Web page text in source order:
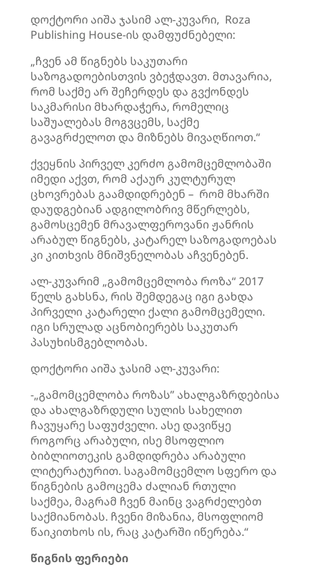
დოქტორი აიშა ჯასიმ ალ-კუვარი, Roza
Publishing House-ის დამფუძნებელი:
„ჩვენ ამ წიგნებს საკუთარი
საზოგადოებისთვის ვბეჭდავთ. მთავარია,
რომ საქმე არ შეჩერდეს და გვქონდეს
საკმარისი მხარდაჭერა, რომელიც
საშუალებას მოგვცემს, საქმე
გავაგრძელოთ და მიზნებს მივაღწიოთ.“
ქვეყნის პირველ კერძო გამომცემლობაში
იმედი აქვთ, რომ აქაურ კულტურულ
ცხოვრებას გაამდიდრებენ – რომ მხარში
დაუდგებიან ადგილობრივ მწერლებს,
გამოსცემენ მრავალფეროვანი ჟანრის
არაბულ წიგნებს, კატარელ საზოგადოებას
კი კითხვის მნიშვნელობას აჩვენებენ.
ალ-კუვარიმ „გამომცემლობა როზა“ 2017
წელს გახსნა, რის შემდეგაც იგი გახდა
პირველი კატარელი ქალი გამომცემელი.
იგი სრულად აცნობიერებს საკუთარ
პასუხისმგებლობას.
დოქტორი აიშა ჯასიმ ალ-კუვარი:
-„გამომცემლობა როზას” ახალგაზრდებისა
და ახალგაზრდული სულის სახელით
ჩავუყარე საფუძველი. ასე დავიწყე
როგორც არაბული, ისე მსოფლიო
ბიბლიოთეკის გამდიდრება არაბული
ლიტერატურით. საგამომცემლო სფერო და
წიგნების გამოცემა ძალიან რთული
საქმეა, მაგრამ ჩვენ მაინც ვაგრძელებთ
საქმიანობას. ჩვენი მიზანია, მსოფლიომ
წაიკითხოს ის, რაც კატარში იწერება.“
წიგნის ფერიები